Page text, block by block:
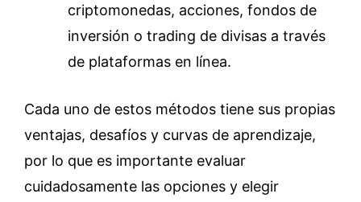
criptomonedas, acciones, fondos de
inversión o trading de divisas a través
de plataformas en línea.
Cada uno de estos métodos tiene sus propias
ventajas, desafíos y curvas de aprendizaje,
por lo que es importante evaluar
cuidadosamente las opciones y elegir